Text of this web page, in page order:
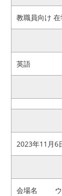
教職員向け
英語
2023年11月6
会場名